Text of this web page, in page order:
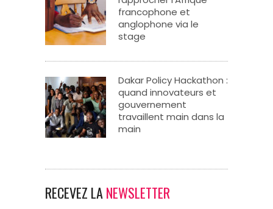
francophone et
anglophone via le
stage
Dakar Policy Hackathon :
quand innovateurs et
gouvernement
travaillent main dans la
main
RECEVEZ LA NEWSLETTER